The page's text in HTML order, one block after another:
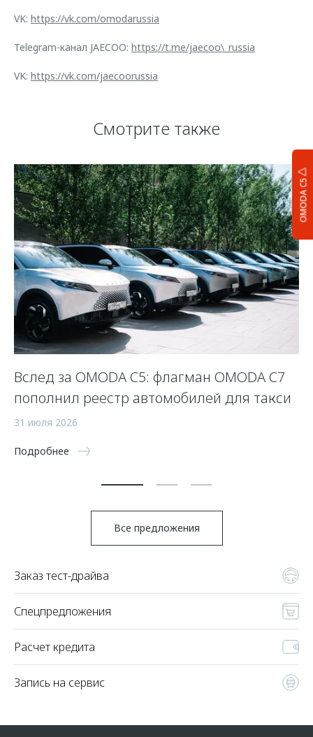
OMODA C5
VK: https://vk.com/omodarussia
Telegram-канал JAECOO: https://t.me/jaecoo\_russia
VK: https://vk.com/jaecoorussia
Смотрите также
Вслед за OMODA C5: флагман OMODA C7
пополнил реестр автомобилей для такси
31 июля 2026
Подробнее
Все предложения
Заказ тест-драйва
Спецпредложения
Расчет кредита
Запись на сервис